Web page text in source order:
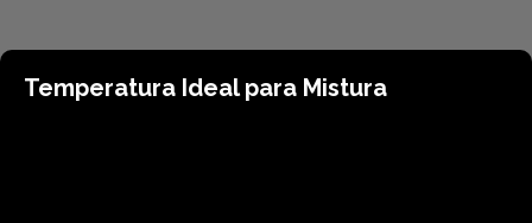
Temperatura Ideal para Mistura